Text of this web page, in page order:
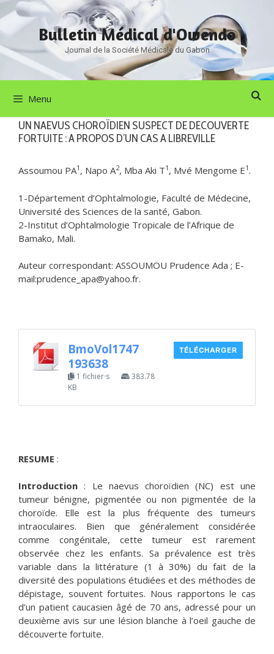
Aller
au
contenu
Bulletin Médical d'Owendo
Journal de la Société Médicale du Gabon
Menu
UN NAEVUS CHOROÏDIEN SUSPECT DE DECOUVERTE
FORTUITE : A PROPOS D’UN CAS A LIBREVILLE
Assoumou PA1 , Napo A2, Mba Aki T1 , Mvé Mengome E1.
1-Département d’Ophtalmologie, Faculté de Médecine,
Université des Sciences de la santé, Gabon.
2-Institut d’Ophtalmologie Tropicale de l’Afrique de
Bamako, Mali.
Auteur correspondant: ASSOUMOU Prudence Ada ; E-
mail:prudence_apa@yahoo.fr.
BmoVol1747
193638
1 fichier·s
383.78
KB
TÉLÉCHARGER
RESUME :
Introduction : Le naevus choroïdien (NC) est une
tumeur bénigne, pigmentée ou non pigmentée de la
choroïde. Elle est la plus fréquente des tumeurs
intraoculaires. Bien que généralement considérée
comme congénitale, cette tumeur est rarement
observée chez les enfants. Sa prévalence est très
variable dans la littérature (1 à 30%) du fait de la
diversité des populations étudiées et des méthodes de
dépistage, souvent fortuites. Nous rapportons le cas
d’un patient caucasien âgé de 70 ans, adressé pour un
deuxième avis sur une lésion blanche à l’oeil gauche de
découverte fortuite.